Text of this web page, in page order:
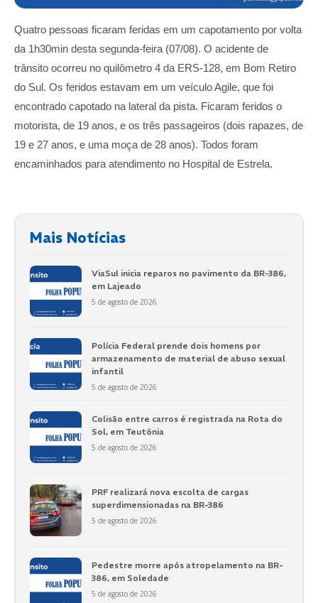
Quatro pessoas ficaram feridas em um capotamento por volta
da 1h30min desta segunda-feira (07/08). O acidente de
trânsito ocorreu no quilômetro 4 da ERS-128, em Bom Retiro
do Sul. Os feridos estavam em um veículo Agile, que foi
encontrado capotado na lateral da pista. Ficaram feridos o
motorista, de 19 anos, e os três passageiros (dois rapazes, de
19 e 27 anos, e uma moça de 28 anos). Todos foram
encaminhados para atendimento no Hospital de Estrela.
Mais Notícias
ViaSul inicia reparos no pavimento da BR-386,
em Lajeado
5 de agosto de 2026
Polícia Federal prende dois homens por
armazenamento de material de abuso sexual
infantil
5 de agosto de 2026
Colisão entre carros é registrada na Rota do
Sol, em Teutônia
5 de agosto de 2026
PRF realizará nova escolta de cargas
superdimensionadas na BR-386
5 de agosto de 2026
Pedestre morre após atropelamento na BR-
386, em Soledade
5 de agosto de 2026